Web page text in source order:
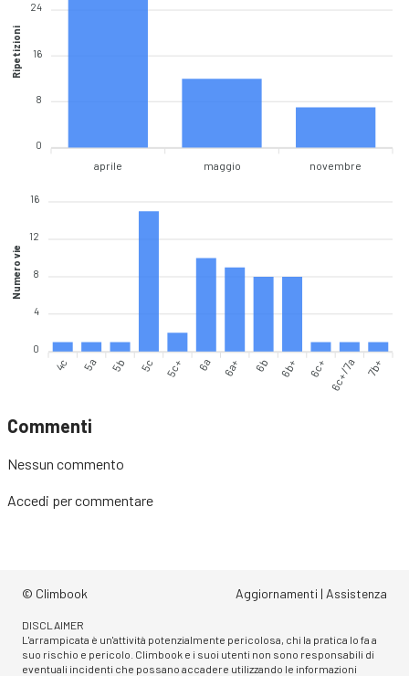
24
16
8
0
Ripetizioni
aprile maggio novembre
16
12
8
4
0
Numero vie
4c 5a 5b 5c 5c+ 6a 6a+ 6b 6b+ 6c+ 6c+/7a 7b+
Commenti
Nessun commento
Accedi per commentare
© Climbook Aggiornamenti | Assistenza
DISCLAIMER
L'arrampicata è un'attività potenzialmente pericolosa, chi la pratica lo fa a
suo rischio e pericolo. Climbook e i suoi utenti non sono responsabili di
eventuali incidenti che possano accadere utilizzando le informazioni